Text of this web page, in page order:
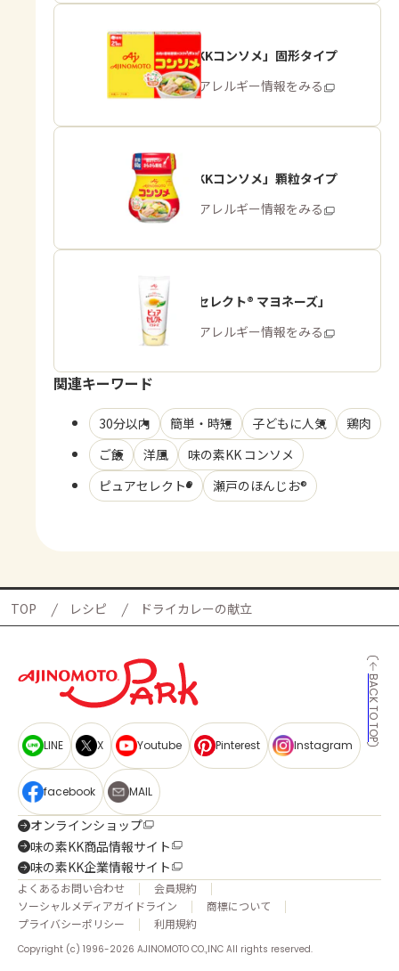
「味の素KKコンソメ」固形タイプ
商品・アレルギー情報をみる
「味の素KKコンソメ」顆粒タイプ
商品・アレルギー情報をみる
「ピュアセレクト® マヨネーズ」
商品・アレルギー情報をみる
関連キーワード
30分以内 簡単・時短 子どもに人気
鶏肉
ご飯
洋風
味の素KK コンソメ
ピュアセレクト®
瀬戸のほんじお®
TOP レシピ ドライカレーの献立
BACK TO TOP
LINE X Youtube Pinterest Instagram
facebook MAIL
オンラインショップ
味の素KK商品情報サイト
味の素KK企業情報サイト
よくあるお問い合わせ
会員規約
ソーシャルメディアガイドライン
商標について
プライバシーポリシー
利用規約
Copyright (c) 1996-2026 AJINOMOTO CO.,INC All rights reserved.